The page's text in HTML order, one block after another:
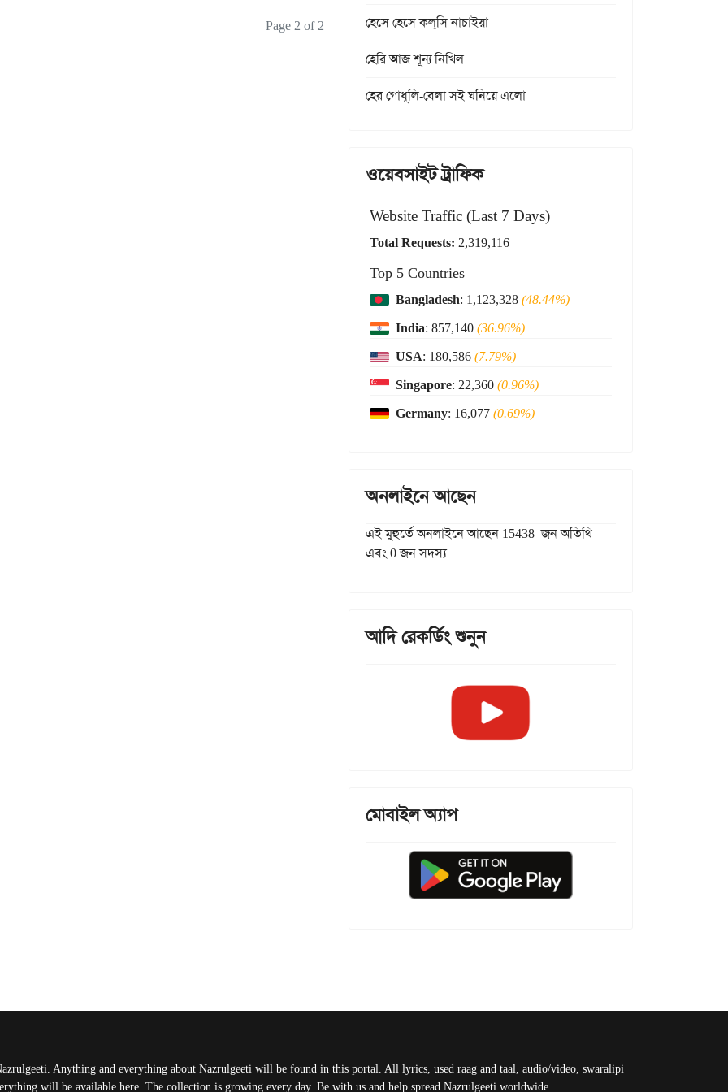
Page 2 of 2 হেসে হেসে কল্‌সি নাচাইয়া
হেরি আজ শূন্য নিখিল
হের গোধূলি-বেলা সই ঘনিয়ে এলো
ওয়েবসাইট ট্রাফিক
Website Traffic (Last 7 Days)
Total Requests: 2,319,116
Top 5 Countries
Bangladesh: 1,123,328(48.44%)
India: 857,140(36.96%)
USA: 180,586(7.79%)
Singapore: 22,360(0.96%)
Germany: 16,077(0.69%)
অনলাইনে আছেন
এই মুহুর্তে অনলাইনে আছেন 15438 জন অতিথি
এবং 0 জন সদস্য
আদি রেকর্ডিং শুনুন
মোবাইল অ্যাপ
Anything and everything about Nazrulgeeti will be found in this portal. All lyrics, used raag and taal, audio/video, swaralipi
will be available here. The collection is growing every day. Be with us and help spread Nazrulgeeti worldwide.